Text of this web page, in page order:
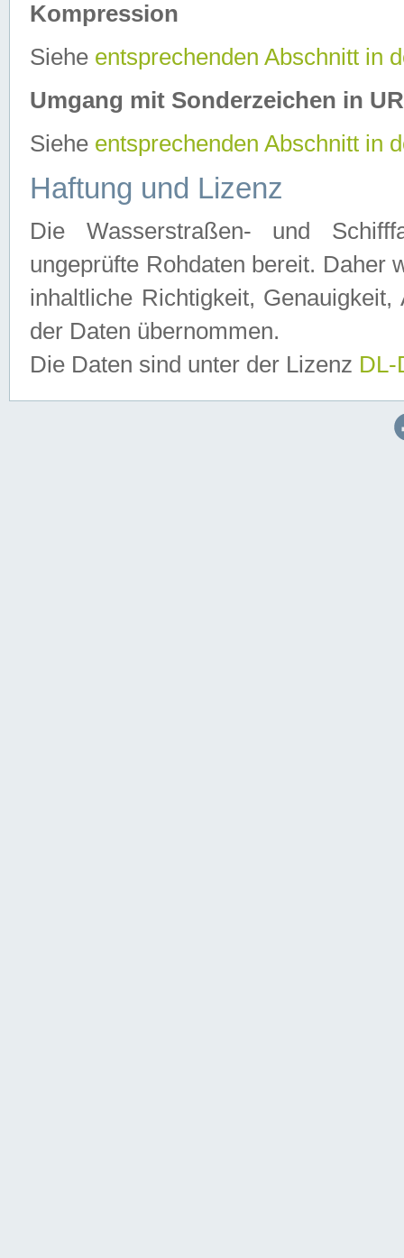
Kompression
Siehe entsprechenden Abschnitt in
Umgang mit Sonderzeichen in
Siehe entsprechenden Abschnitt in
Haftung und Lizenz
Die Wasserstraßen- und
ungeprüfte Rohdaten bereit. Daher
inhaltliche Richtigkeit,
der Daten übernommen.
Die Daten sind unter der Lizenz